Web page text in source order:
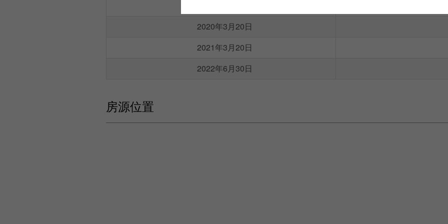
2020年3月20日
2021年3月20日
2022年6月30日
房源位置